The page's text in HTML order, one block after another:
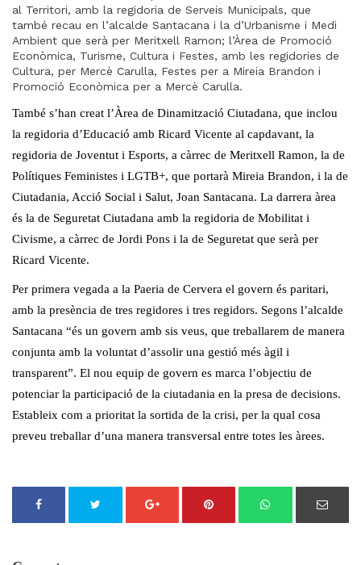
al Territori, amb la regidoria de Serveis Municipals, que
també recau en l’alcalde Santacana i la d’Urbanisme i Medi
Ambient que serà per Meritxell Ramon; l’Àrea de Promoció
Econòmica, Turisme, Cultura i Festes, amb les regidories de
Cultura, per Mercè Carulla, Festes per a Mireia Brandon i
Promoció Econòmica per a Mercè Carulla.
També s’han creat l’Àrea de Dinamització Ciutadana, que inclou
la regidoria d’Educació amb Ricard Vicente al capdavant, la
regidoria de Joventut i Esports, a càrrec de Meritxell Ramon, la de
Polítiques Feministes i LGTB+, que portarà Mireia Brandon, i la de
Ciutadania, Acció Social i Salut, Joan Santacana. La darrera àrea
és la de Seguretat Ciutadana amb la regidoria de Mobilitat i
Civisme, a càrrec de Jordi Pons i la de Seguretat que serà per
Ricard Vicente.
Per primera vegada a la Paeria de Cervera el govern és paritari,
amb la presència de tres regidores i tres regidors. Segons l’alcalde
Santacana “és un govern amb sis veus, que treballarem de manera
conjunta amb la voluntat d’assolir una gestió més àgil i
transparent”. El nou equip de govern es marca l’objectiu de
potenciar la participació de la ciutadania en la presa de decisions.
Estableix com a prioritat la sortida de la crisi, per la qual cosa
preveu treballar d’una manera transversal entre totes les àrees.